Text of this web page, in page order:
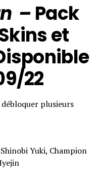
–Pack
et
22
plusieurs
Yuki, Champion